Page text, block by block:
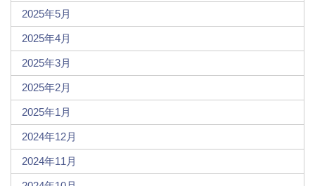
2025年5月
2025年4月
2025年3月
2025年2月
2025年1月
2024年12月
2024年11月